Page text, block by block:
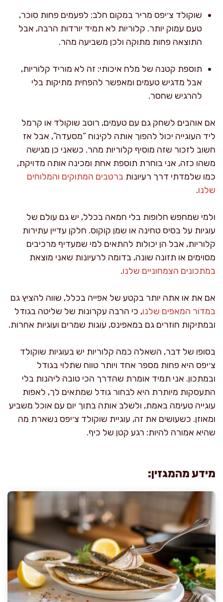
שוקולד צ׳יפס מריר במקום חלב: לפעמים פחות סוכר,
טעם עמוק יותר. קלוריות לא תמיד יורדות הרבה, אבל
התוצאה פחות מתוקה ולכן משביעה מהר.
תוספת קטנה של מלח איכותי: זה לא מוריד קלוריות,
אבל מדגיש טעמים ומאפשר להפחית מתיקות בלי
להרגיש שחסר.
אם אוהבים לשחק גם עם טעמים, רוטב שוקולד או קרמל
ליד העוגייה יכול להפוך אותה לקינוח “מסעדה”, אבל אז
חשוב לזכור שזה מוסיף קלוריות מהר. כשאני כן מגישה
משהו כזה, אני בוחרת תוספת אחת ומכינה אותה מדויקת,
כמו שלמדתי דרך רעיונות ברטבים המתוקים והמלוחים
שלנו.
ולמי שמחפש חלופות בלי חמאה בכלל, יש גם עולם של
עוגיות על בסיס טחינה או שמן קוקוס. חלקן עדיין עתירות
קלוריות, אבל הן יכולות להתאים למי שמעדיף מרכיבים
מסוימים או תזונה שונה, בדומה לרעיונות שאני מוצאת
במתכונים הצמחוניים שלנו.
אם את או אתה יותר בקטע של אפייה בכלל, שווה להציץ גם
במדור המאפים שלנו, כי הרבה עקרונות של שליטה בגודל
ובמתיקות חוזרים גם במאפינס, עוגות שמרים ועוגיות אחרות.
בסופו של דבר, השאלה כמה קלוריות יש בעוגיות שוקולד
צ׳יפס היא פחות מספר אחד ויותר טווח שתלוי בגודל
ובמתכון. אני תמיד אומרת שהדרך הכי טובה ליהנות בלי
התעסקות מיותרת היא לבחור גודל שמתאים לך, לאפות
עוגייה טעימה באמת, ולשלב אותה בתוך יום עם אוכל משביע
ומאוזן. כשעושים את זה, עוגיית שוקולד צ׳יפס נשארת מה
שהיא אמורה להיות: רגע קטן של כיף.
מידע מהמגזין: